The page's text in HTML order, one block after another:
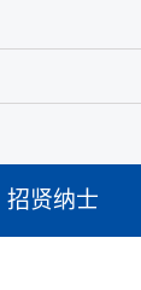
招贤纳士